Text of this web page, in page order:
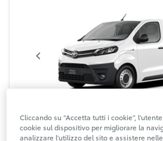
Cliccando su “Accetta tutti i cookie”,
cookie sul dispositivo per migliorare la
analizzare l'utilizzo del sito e assistere